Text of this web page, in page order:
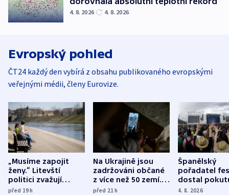
4. 8. 2026 4. 8. 2026
Evropský pohled
ČT24 každý den vybírá z obsahu publikovaného evropskými
veřejnými médii, členy Eurovize.
„Musíme zapojit
ženy.“ Litevští
politici zvažují
dohodu o
před 19h
Na Ukrajině jsou
zadržováni občané
z více než 50 zemí.
Bojovali na straně
před 21h
Španělský
pořadatel
dostal
nekalé
4. 8. 2026